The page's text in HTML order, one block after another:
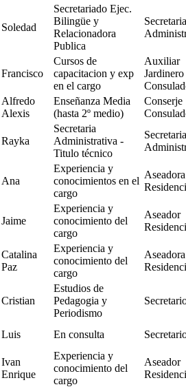
Soledad
Secretariado Ejec.
Bilingüe y
Relacionadora
Publica
Secretaria
Francisco
Cursos de
capacitacion y exp
en el cargo
Auxiliar
Jardinero
Alfredo
Alexis
Enseñanza Media
(hasta 2º medio)
Conserje
Rayka
Secretaria
Administrativa -
Titulo técnico
Secretaria
Ana
Experiencia y
conocimientos en el
cargo
Aseadora
Jaime
Experiencia y
conocimiento del
cargo
Aseador
Catalina
Paz
Experiencia y
conocimiento del
cargo
Aseadora
Cristian
Estudios de
Pedagogia y
Periodismo
Luis En consulta
Ivan
Enrique
Experiencia y
conocimiento del
cargo
Aseador